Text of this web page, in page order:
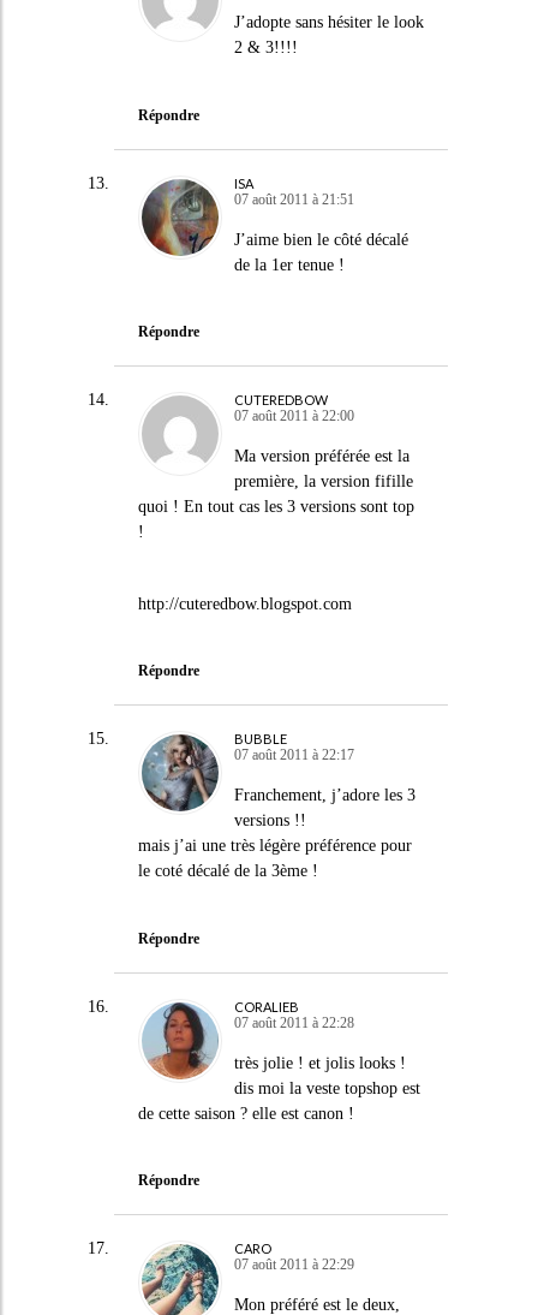
J’adopte sans hésiter le look
2 & 3!!!!
Répondre
ISA
07 août 2011 à 21:51
J’aime bien le côté décalé
de la 1er tenue !
Répondre
CUTEREDBOW
07 août 2011 à 22:00
Ma version préférée est la
première, la version fifille
quoi ! En tout cas les 3 versions sont top
!
http://cuteredbow.blogspot.com
Répondre
BUBBLE
07 août 2011 à 22:17
Franchement, j’adore les 3
versions !!
mais j’ai une très légère préférence pour
le coté décalé de la 3ème !
Répondre
CORALIEB
07 août 2011 à 22:28
très jolie ! et jolis looks !
dis moi la veste topshop est
de cette saison ? elle est canon !
Répondre
CARO
07 août 2011 à 22:29
Mon préféré est le deux,